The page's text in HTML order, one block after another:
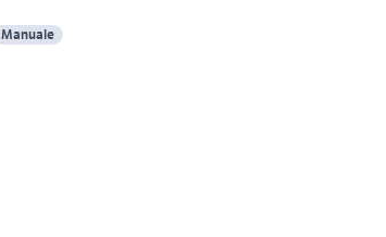
Manuale